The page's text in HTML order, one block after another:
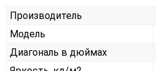
Производитель
Модель
Диагональ в дюймах